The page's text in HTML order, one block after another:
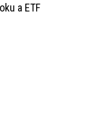
a ETF